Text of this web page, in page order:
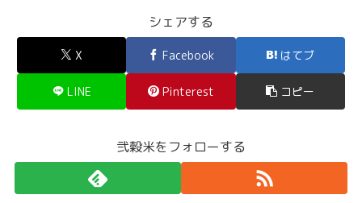
シェアする
X Facebook はてブ
LINE Pinterest コピー
弐穀米をフォローする